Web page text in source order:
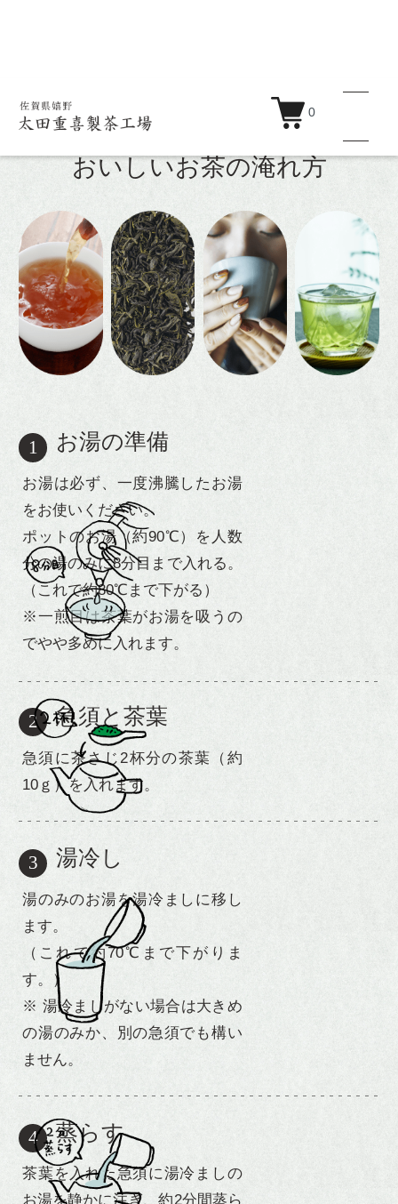
0
商品一覧
蒸製玉緑茶
釜炒り茶
紅茶
水出し煎茶
ウーロン茶
ご利用ガイド
茶畑風景
お問い合わせ
マイアカウント
v
ホーム >
おいしいお茶の淹れ方
1 お湯の準備
お湯は必ず、一度沸騰したお湯
をお使いください。
ポットのお湯（約90℃）を人数
分の湯のみに8分目まで入れる。
（これで約80℃まで下がる）
※一煎目は茶葉がお湯を吸うの
でやや多めに入れます。
2 急須と茶葉
急須に茶さじ2杯分の茶葉（約
10ｇ）を入れます。
3 湯冷し
湯のみのお湯を湯冷ましに移し
ます。
（これで約70℃まで下がりま
す。）
※ 湯冷ましがない場合は大きめ
の湯のみか、別の急須でも構い
ません。
4 蒸らす
茶葉を入れた急須に湯冷ましの
お湯を静かに注ぎ、約2分間蒸ら